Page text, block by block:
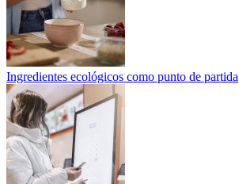
Ingredientes ecológicos como punto de partida